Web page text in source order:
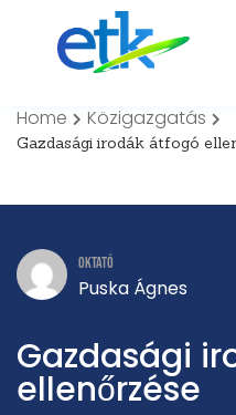
Home Közigazgatás
Gazdasági irodák átfogó
Oktató
Puska Ágnes
Gazdasági
ellenőrzése